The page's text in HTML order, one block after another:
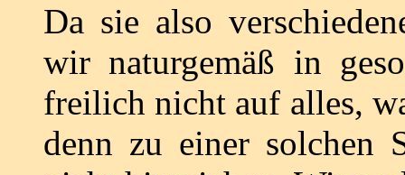
Da sie also
wir naturgemäß in
freilich nicht auf alles,
denn zu einer solchen